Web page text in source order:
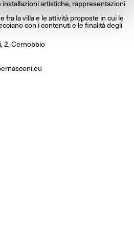
artistiche, rappresentazioni
fra la villa e le attività proposte in cui le
con i contenuti e le finalità degli
2, Cernobbio